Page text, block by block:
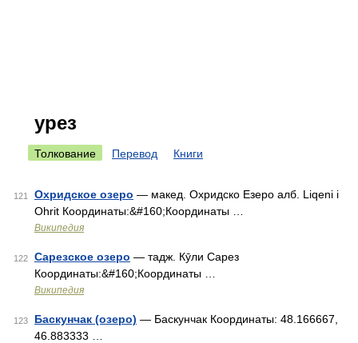
урез
Толкование Перевод Книги
121 Охридское озеро — макед. Охридско Езеро алб. Liqeni i
Ohrit Координаты:&#160;Координаты …
Википедия
122 Сарезское озеро — тадж. Кӯли Сарез
Координаты:&#160;Координаты …
Википедия
123 Баскунчак (озеро) — Баскунчак Координаты: 48.166667,
46.883333 …